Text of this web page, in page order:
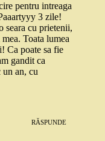
pentru intreaga
3 zile!
seara cu prietenii,
Toata lumea
Ca poate sa fie
gandit ca
un an, cu
RĂSPUNDE